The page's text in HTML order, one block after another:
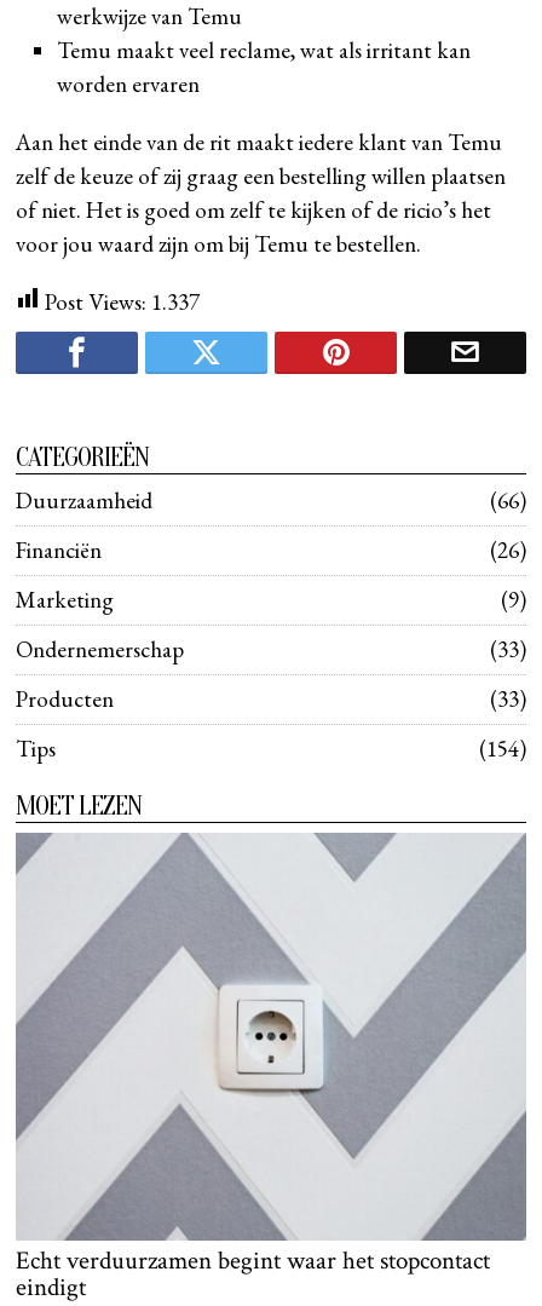
werkwijze van Temu
Temu maakt veel reclame, wat als irritant kan
worden ervaren
Aan het einde van de rit maakt iedere klant van Temu
zelf de keuze of zij graag een bestelling willen plaatsen
of niet. Het is goed om zelf te kijken of de ricio’s het
voor jou waard zijn om bij Temu te bestellen.
Post Views: 1.337
CATEGORIEËN
Duurzaamheid
66
Financiën
26
Marketing
9
Ondernemerschap
33
Producten
33
Tips
154
MOET LEZEN
Echt verduurzamen begint waar het stopcontact
eindigt